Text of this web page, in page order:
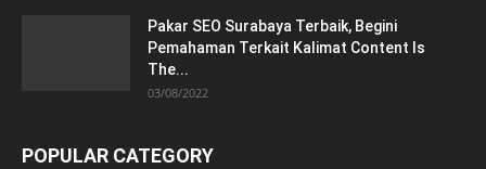
Pakar SEO Surabaya Terbaik, Begini
Pemahaman Terkait Kalimat Content Is
The...
03/08/2022
POPULAR CATEGORY